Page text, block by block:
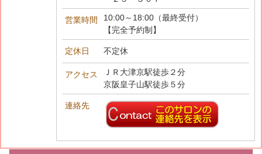
営業時間
10:00～18:00（最終受付）
【完全予約制】
定休日 不定休
アクセス
ＪＲ大津京駅徒歩２分
京阪皇子山駅徒歩５分
連絡先